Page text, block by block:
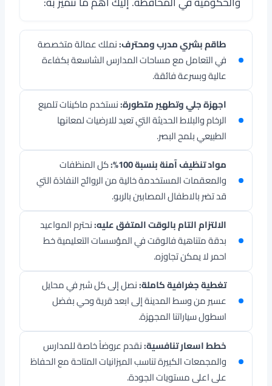
طاقم بشري مدرب ومحترف:نملك عمالة متخصصة
في التعامل مع مساحات المدارس الشاسعة بكفاءة
عالية وبسرعة فائقة.
اجهزة جلي وتطهير متطورة:نستخدم ماكينات تلميع
الرخام والبلاط الحديثة التي تعيد للارضيات لمعانها
الطبيعي بلمح البصر.
مواد تنظيف آمنة بنسبة 100%:
كل المنظفات
والمعقمات المستخدمة خالية من الروائح النفاذة التي
قد تضر بالاطفال المصابين بالربو.
الالتزام التام بالوقت المتفق عليه:نحترم المواعيد
بدقة متناهية فالوقت في المؤسسات التعليمية خط
احمر لا يمكن تجاوزه.
تغطية جغرافية كاملة:نصل إلى كل شبر في محايل
عسير من وسط المدينة إلى ابعد قرية وحي بفضل
اسطول سياراتنا المجهزة.
خطط اسعار تنافسية:نقدم عروضاً خاصة للمدارس
والمجمعات الكبيرة تناسب الميزانيات المتاحة مع الحفاظ
على اعلى مستويات الجودة.